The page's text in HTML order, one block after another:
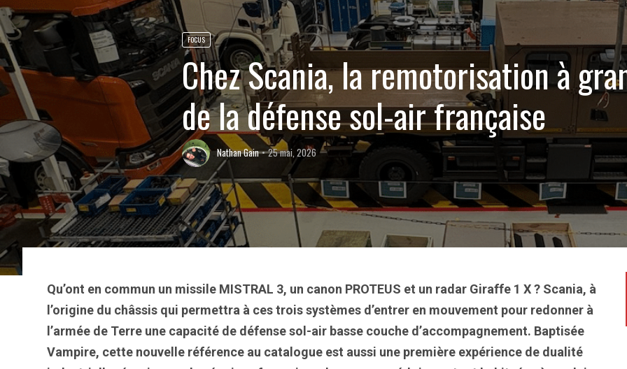
FOCUS
Chez Scania, la remotorisation à
de la défense sol-air française
Nathan Gain 25 mai, 2026
Qu’ont en commun un missile MISTRAL 3, un canon PROTEUS et un radar Giraffe 1 X ? Scania, à
l’origine du châssis qui permettra à ces trois systèmes d’entrer en mouvement pour redonner à
l’armée de Terre une capacité de défense sol-air basse couche d’accompagnement. Baptisée
Vampire, cette nouvelle référence au catalogue est aussi une première expérience de dualité